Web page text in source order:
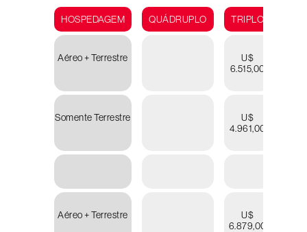
HOSPEDAGEM QUÁDRUPLO TRIPLO
Aéreo + Terrestre
U$
6.515,00
Somente Terrestre
U$
4.961,00
Aéreo + Terrestre
U$
6.879,00